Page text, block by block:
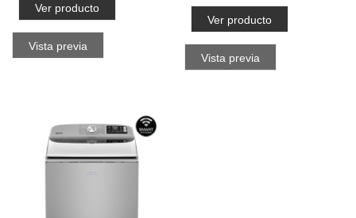
Ver producto
Vista previa
Ver producto
Vista previa